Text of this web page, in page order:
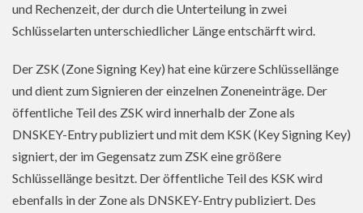
und Rechenzeit, der durch die Unterteilung in zwei
Schlüsselarten unterschiedlicher Länge entschärft wird.
Der ZSK (Zone Signing Key) hat eine kürzere Schlüssellänge
und dient zum Signieren der einzelnen Zoneneinträge. Der
öffentliche Teil des ZSK wird innerhalb der Zone als
DNSKEY-Entry publiziert und mit dem KSK (Key Signing Key)
signiert, der im Gegensatz zum ZSK eine größere
Schlüssellänge besitzt. Der öffentliche Teil des KSK wird
ebenfalls in der Zone als DNSKEY-Entry publiziert. Des